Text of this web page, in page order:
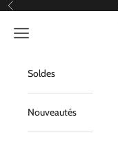
Passer au contenu
Précédent
Menu
Soldes
Nouveautés